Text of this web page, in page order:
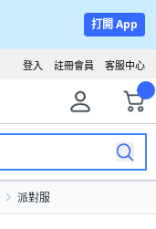
打開 App
客服中心
註冊會員
登入
派對服